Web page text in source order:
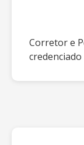
Corretor e
credenciado